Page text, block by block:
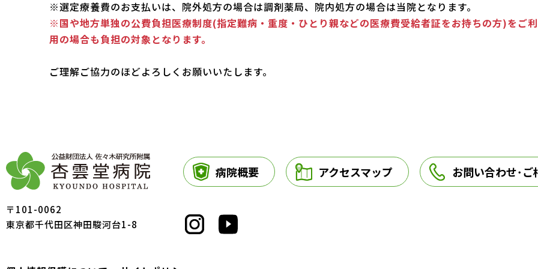
※選定療養費のお支払いは、院外処方の場合は調剤薬局、院内処方の場合は当院となります。
※国や地方単独の公費負担医療制度(指定難病・重度・ひとり親などの医療費受給者証をお持ちの方)をご利
用の場合も負担の対象となります。
ご理解ご協力のほどよろしくお願いいたします。
〒101-0062
東京都千代田区神田駿河台1-8
病院概要 アクセスマップ お問い合わせ･ご